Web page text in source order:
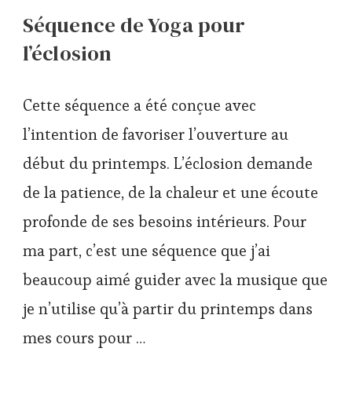
Séquence de Yoga pour
l’éclosion
Cette séquence a été conçue avec
l’intention de favoriser l’ouverture au
début du printemps. L’éclosion demande
de la patience, de la chaleur et une écoute
profonde de ses besoins intérieurs. Pour
ma part, c’est une séquence que j’ai
beaucoup aimé guider avec la musique que
je n’utilise qu’à partir du printemps dans
mes cours pour …